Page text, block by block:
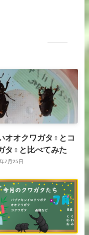
オオクワガタ♀とコ
タ♀と比べてみた
7月25日